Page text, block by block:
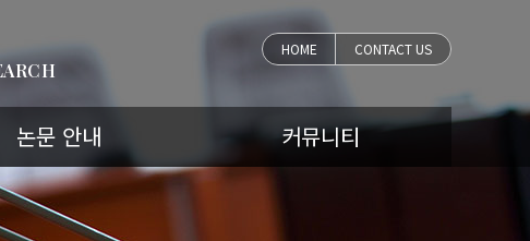
HOME CONTACT US
논문 안내 커뮤니티